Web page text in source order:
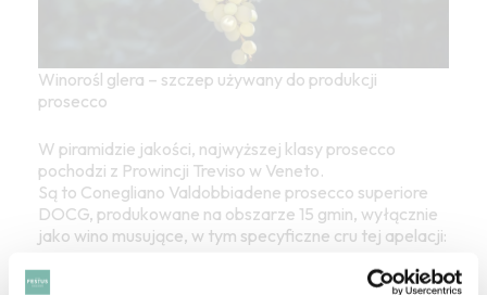
Winorośl glera – szczep używany do produkcji
prosecco
W piramidzie jakości, najwyższej klasy prosecco
pochodzi z Prowincji Treviso w Veneto.
Są to Conegliano Valdobbiadene prosecco superiore
DOCG, produkowane na obszarze 15 gmin, wyłącznie
jako wino musujące, w tym specyficzne cru tej apelacji:
Valdobbiadene Superiore di Cartizze DOCG–